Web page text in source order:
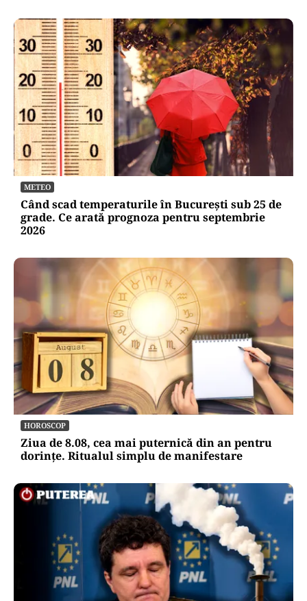
METEO
Când scad temperaturile în București sub 25 de
grade. Ce arată prognoza pentru septembrie
2026
HOROSCOP
Ziua de 8.08, cea mai puternică din an pentru
dorințe. Ritualul simplu de manifestare